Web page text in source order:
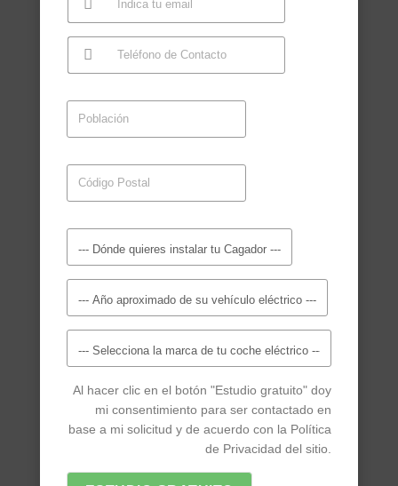
Al hacer clic en el botón "Estudio gratuito" doy
mi consentimiento para ser contactado en
base a mi solicitud y de acuerdo con la Política
de Privacidad del sitio.